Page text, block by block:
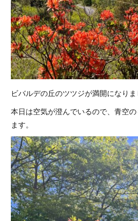
ビバルデの丘のツツジが満開になりま
本日は空気が澄んでいるので、青空の
ます。